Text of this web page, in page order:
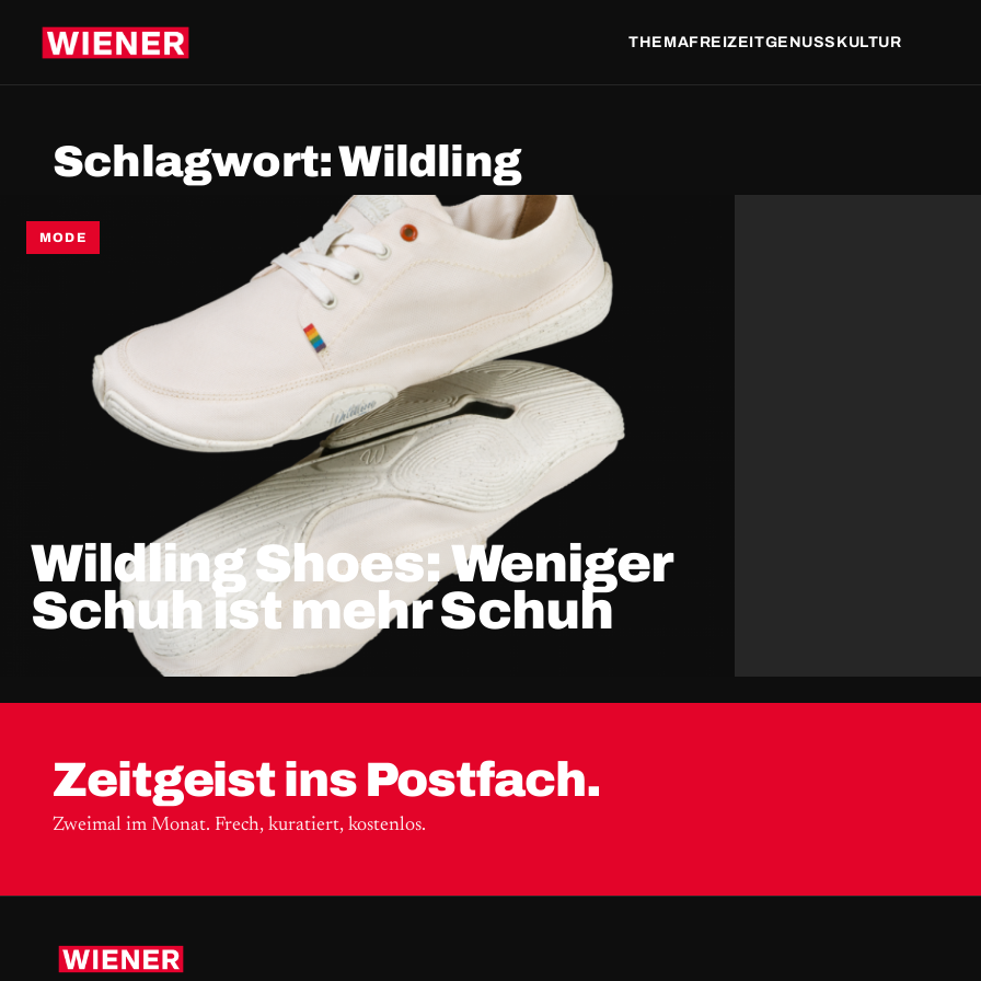
THEMAFREIZEITGENUSS KULTUR
Schlagwort:Wildling
MODE
Wildling Shoes: Weniger
Schuh ist mehr Schuh
Zeitgeist ins Postfach.
Zweimal im Monat. Frech, kuratiert, kostenlos.